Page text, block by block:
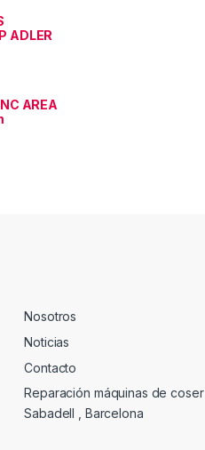
ADLER
AREA
Nosotros
Noticias
Contacto
Reparación máquinas de coser
Sabadell , Barcelona